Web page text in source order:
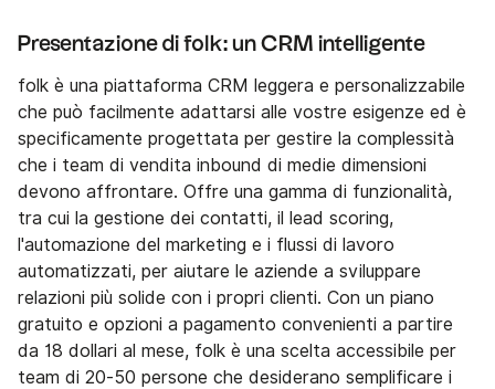
Presentazione di folk: un CRM intelligente
folk è una piattaforma CRM leggera e personalizzabile
che può facilmente adattarsi alle vostre esigenze ed è
specificamente progettata per gestire la complessità
che i team di vendita inbound di medie dimensioni
devono affrontare. Offre una gamma di funzionalità,
tra cui la gestione dei contatti, il lead scoring,
l'automazione del marketing e i flussi di lavoro
automatizzati, per aiutare le aziende a sviluppare
relazioni più solide con i propri clienti. Con un piano
gratuito e opzioni a pagamento convenienti a partire
da 18 dollari al mese, folk è una scelta accessibile per
team di 20-50 persone che desiderano semplificare i